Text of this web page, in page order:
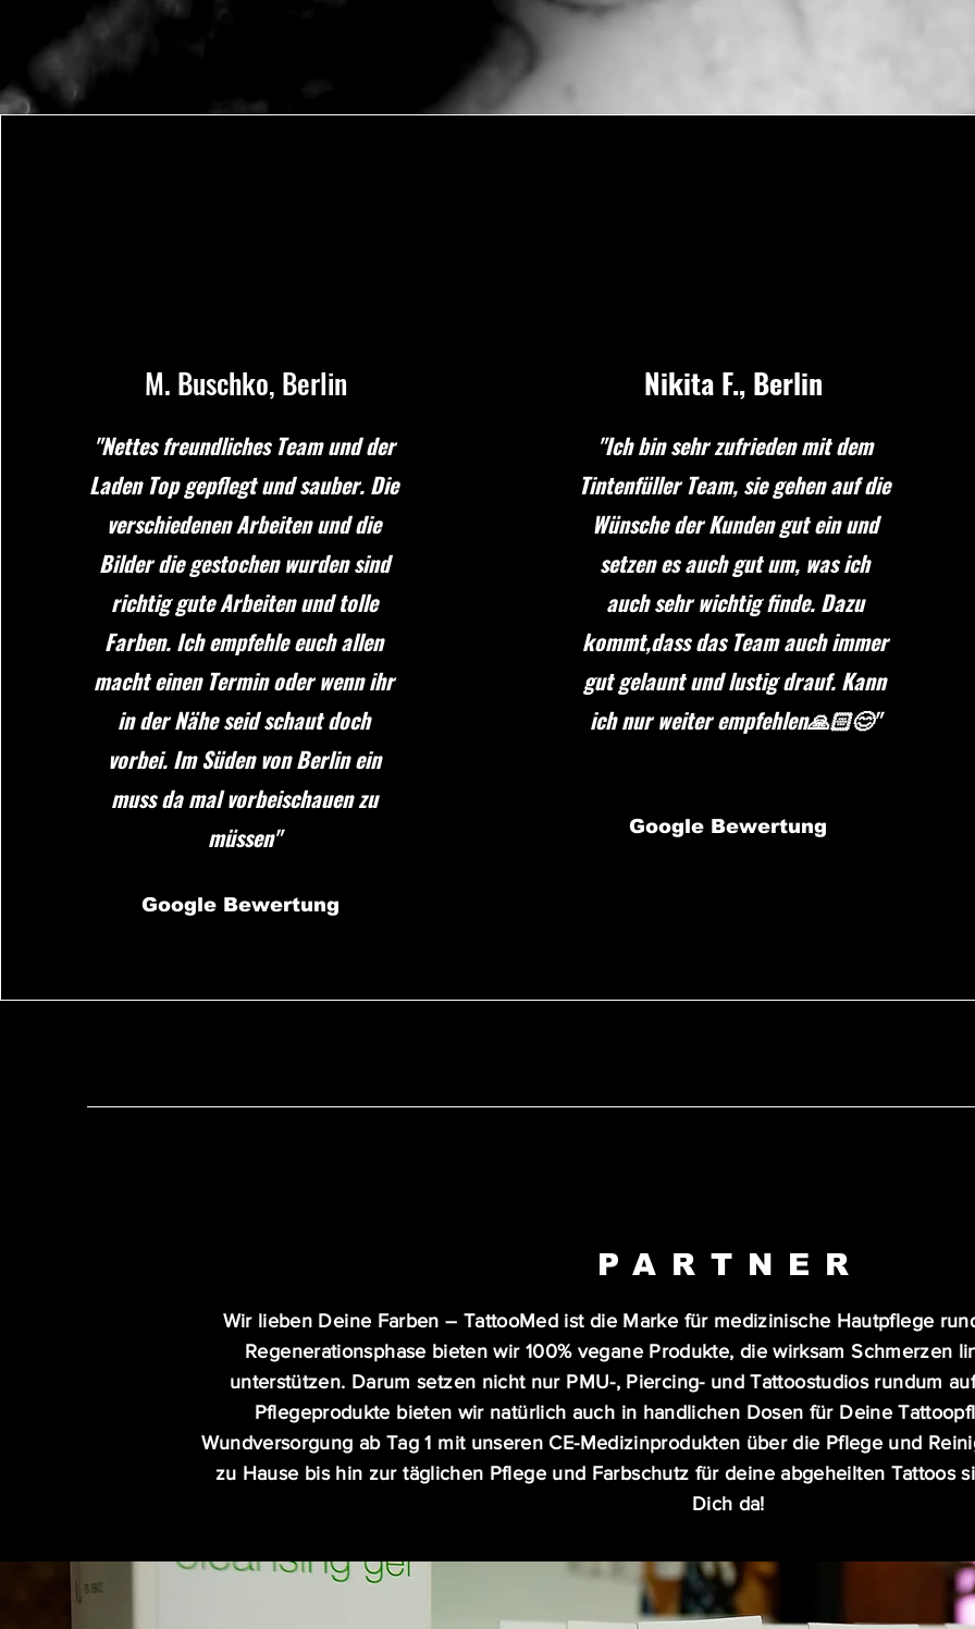
M. Buschko, Berlin
"Nettes freundliches Team und der
Laden Top gepflegt und sauber. Die
verschiedenen Arbeiten und die
Bilder die gestochen wurden sind
richtig gute Arbeiten und tolle
Farben. Ich empfehle euch allen
macht einen Termin oder wenn ihr
in der Nähe seid schaut doch
vorbei. Im Süden von Berlin ein
muss da mal vorbeischauen zu
müssen"
Google Bewertung
Nikita F., Berlin
"Ich bin sehr zufrieden mit dem
Tintenfüller Team, sie gehen auf die
Wünsche der Kunden gut ein und
setzen es auch gut um, was ich
auch sehr wichtig finde. Dazu
kommt,dass das Team auch immer
gut gelaunt und lustig drauf. Kann
ich nur weiter empfehlen🙏🏻😊"
Google Bewertung
PARTNER
Wir lieben Deine Farben – TattooMed ist die Marke für medizinische Hautpflege
Regenerationsphase bieten wir 100% vegane Produkte, die wirksam Schmerzen
unterstützen. Darum setzen nicht nur PMU-, Piercing- und Tattoostudios rundum
Pflegeprodukte bieten wir natürlich auch in handlichen Dosen für Deine
Wundversorgung ab Tag 1 mit unseren CE-Medizinprodukten über die Pflege und
zu Hause bis hin zur täglichen Pflege und Farbschutz für deine abgeheilten Tattoos
Dich da!